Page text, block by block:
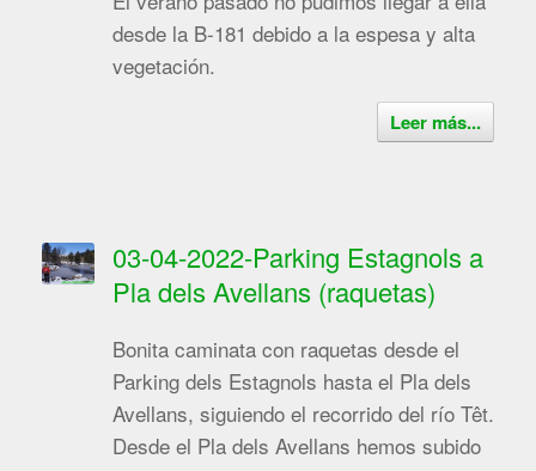
desde la B-181 debido a la espesa y alta
vegetación.
Leer más...
03-04-2022-Parking Estagnols a
Pla dels Avellans (raquetas)
Bonita caminata con raquetas desde el
Parking dels Estagnols hasta el Pla dels
Avellans, siguiendo el recorrido del río Têt.
Desde el Pla dels Avellans hemos subido